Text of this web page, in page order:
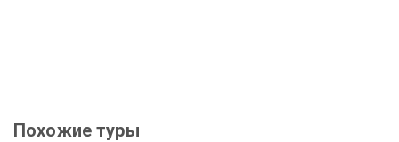
Похожие туры